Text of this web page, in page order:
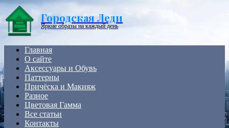
Menu
Городская Леди
Яркие образы на каждый день
Главная
О сайте
Аксессуары и Обувь
Паттерны
Причёска и Макияж
Разное
Цветовая Гамма
Все статьи
Контакты